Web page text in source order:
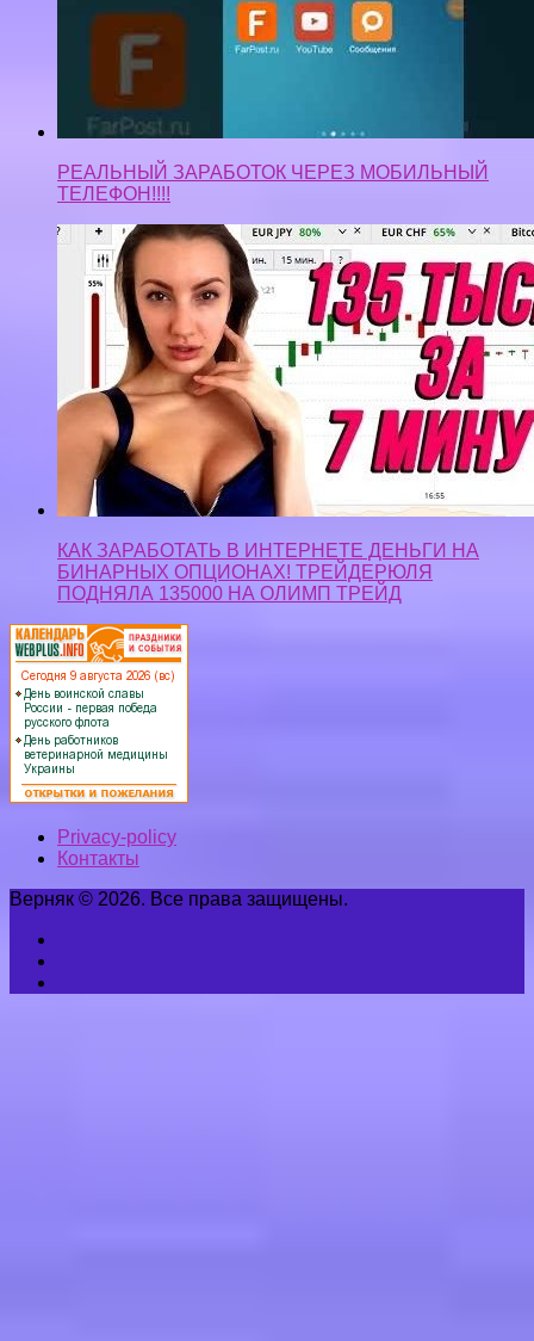
РЕАЛЬНЫЙ ЗАРАБОТОК ЧЕРЕЗ МОБИЛЬНЫЙ
ТЕЛЕФОН!!!!
КАК ЗАРАБОТАТЬ В ИНТЕРНЕТЕ ДЕНЬГИ НА
БИНАРНЫХ ОПЦИОНАХ! ТРЕЙДЕРЮЛЯ
ПОДНЯЛА 135000 НА ОЛИМП ТРЕЙД
Privacy-policy
Контакты
Верняк © 2026. Все права защищены.